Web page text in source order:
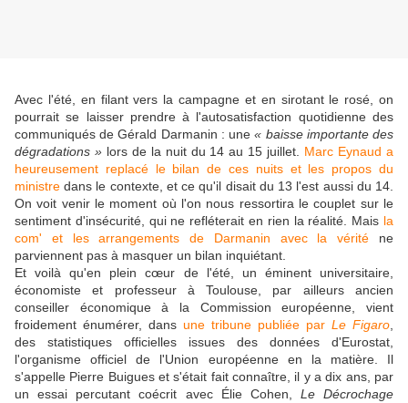
Avec l'été, en filant vers la campagne et en sirotant le rosé, on
pourrait se laisser prendre à l'autosatisfaction quotidienne des
communiqués de Gérald Darmanin : une« baisse importante des
dégradations »lors de la nuit du 14 au 15 juillet. Marc Eynaud a
heureusement replacé le bilan de ces nuits et les propos du
ministre dans le contexte, et ce qu'il disait du 13 l'est aussi du 14.
On voit venir le moment où l'on nous ressortira le couplet sur le
sentiment d'insécurité, qui ne refléterait en rien la réalité. Mais la
com' et les arrangements de Darmanin avec la vérité ne
parviennent pas à masquer un bilan inquiétant.
Et voilà qu'en plein cœur de l'été, un éminent universitaire,
économiste et professeur à Toulouse, par ailleurs ancien
conseiller économique à la Commission européenne, vient
froidement énumérer, dans une tribune publiée par Le Figaro
des statistiques officielles issues des données d'Eurostat,
l'organisme officiel de l'Union européenne en la matière. Il
s'appelle Pierre Buigues et s'était fait connaître, il y a dix ans, par
un essai percutant coécrit avec Élie Cohen, Le Décrochage